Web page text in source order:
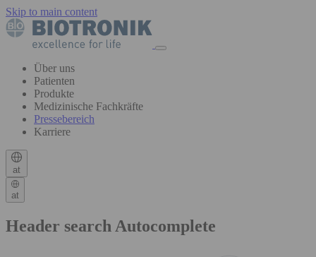
Skip to main content
Über uns
Patienten
Produkte
Medizinische Fachkräfte
Pressebereich
Karriere
at
at
Header search Autocomplete